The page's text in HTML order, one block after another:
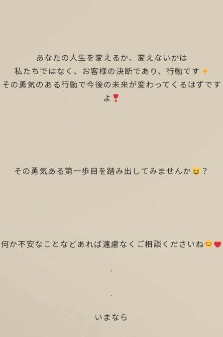
あなたの人生を変えるか、変えないかは
私たちではなく、お客様の決断であり、行動です
その勇気のある行動で今後の未来が変わってくるはずです
よ
その勇気ある第一歩目を踏み出してみませんか ？
何か不安なことなどあれば遠慮なくご相談くださいね
.
.
いまなら